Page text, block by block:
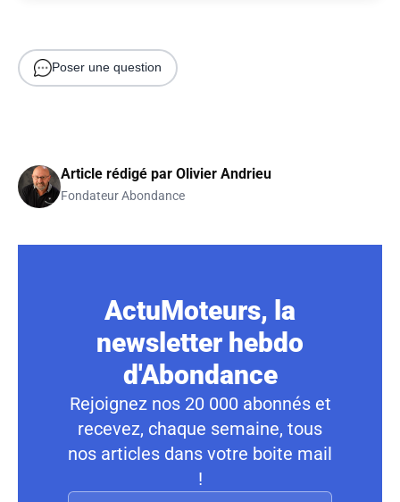
Poser une question
Article rédigé par Olivier Andrieu
Fondateur Abondance
ActuMoteurs, la
newsletter hebdo
d'Abondance
Rejoignez nos 20 000 abonnés et
recevez, chaque semaine, tous
nos articles dans votre boite mail
!